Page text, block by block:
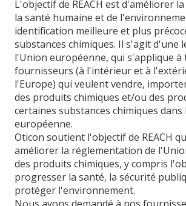
L'objectif de REACH est d'améliorer
la santé humaine et de
identification meilleure et plus
substances chimiques. Il s'agit d'une
l'Union européenne, qui s'applique à
fournisseurs (à l'intérieur et à
l'Europe) qui veulent vendre,
des produits chimiques et/ou des
certaines substances chimiques
européenne.
Oticon soutient l'objectif de REACH
améliorer la réglementation de
des produits chimiques, y compris
progresser la santé, la sécurité
protéger l'environnement.